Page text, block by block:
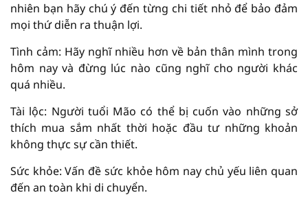
nhiên bạn hãy chú ý đến từng chi tiết nhỏ để bảo đảm
mọi thứ diễn ra thuận lợi.
Tình cảm: Hãy nghĩ nhiều hơn về bản thân mình trong
hôm nay và đừng lúc nào cũng nghĩ cho người khác
quá nhiều.
Tài lộc: Người tuổi Mão có thể bị cuốn vào những sở
thích mua sắm nhất thời hoặc đầu tư những khoản
không thực sự cần thiết.
Sức khỏe: Vấn đề sức khỏe hôm nay chủ yếu liên quan
đến an toàn khi di chuyển.